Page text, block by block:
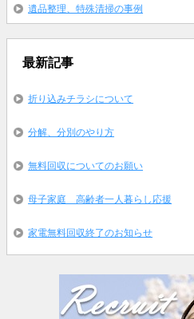
遺品整理、特殊清掃の事例
最新記事
折り込みチラシについて
分解、分別のやり方
無料回収についてのお願い
母子家庭 高齢者一人暮らし応援
家電無料回収終了のお知らせ